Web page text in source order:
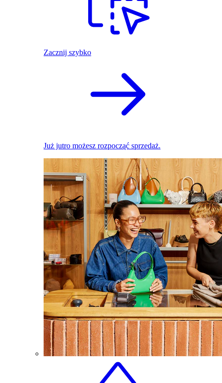
Zacznij szybko
Już jutro możesz rozpocząć sprzedaż.